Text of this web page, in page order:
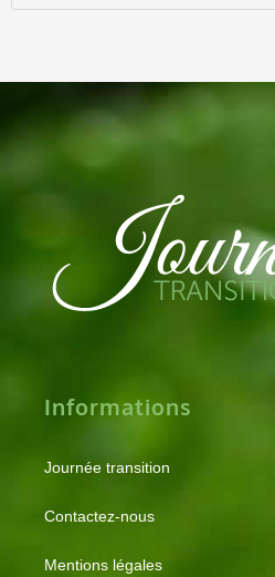
Informations
Journée transition
Contactez-nous
Mentions légales